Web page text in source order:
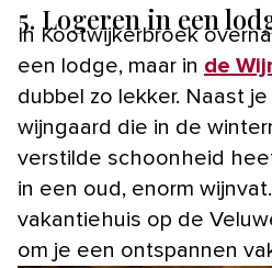
5. Logeren in een
In Kootwijkerbroek
een lodge, maar in de
dubbel zo lekker. Naast
wijngaard die in de
verstilde schoonheid
in een oud, enorm
vakantiehuis op de
om je een ontspannen